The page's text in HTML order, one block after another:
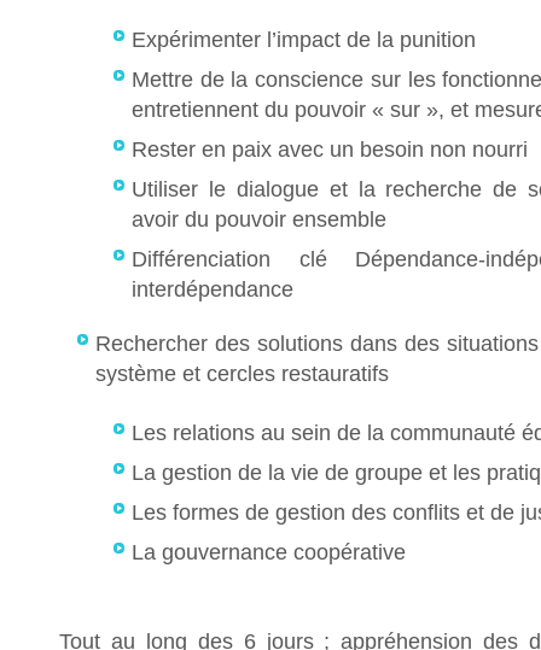
Expérimenter l’impact de la punition
Mettre de la conscience sur les
entretiennent du pouvoir « sur », et
Rester en paix avec un besoin non nourri
Utiliser le dialogue et la recherche de
avoir du pouvoir ensemble
Différenciation clé Dépendance-
interdépendance
Rechercher des solutions dans des
système et cercles restauratifs
Les relations au sein de la communauté
La gestion de la vie de groupe et les
Les formes de gestion des conflits et de
La gouvernance coopérative
Tout au long des 6 jours ; appréhension des